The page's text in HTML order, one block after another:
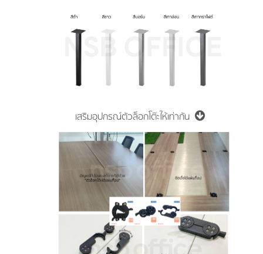
เสริมอุปกรณ์ตัวล็อกโต๊ะให้เท่ากัน